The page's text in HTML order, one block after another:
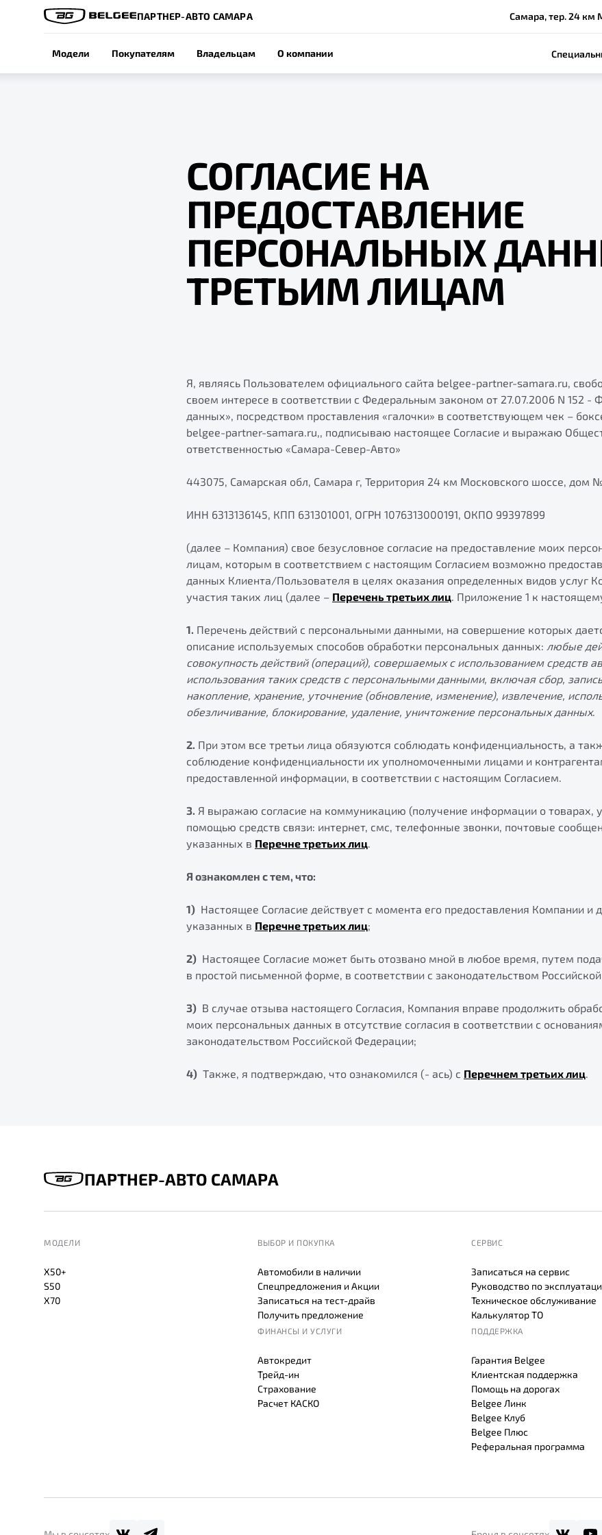
ПАРТНЕР-АВТО САМАРА Самара, тер. 24 км
Модели Покупателям Владельцам О компании
СОГЛАСИЕ НА
ПРЕДОСТАВЛЕНИЕ
ПЕРСОНАЛЬНЫХ
ТРЕТЬИМ ЛИЦАМ
Я, являясь Пользователем официального сайта belgee-partner-samara.ru,
своем интересе в соответствии с Федеральным законом от 27.07.2006 N 152 -
данных», посредством проставления «галочки» в соответствующем чек –
belgee-partner-samara.ru,, подписываю настоящее Согласие и выражаю
ответственностью «Самара-Север-Авто»
443075, Самарская обл, Самара г, Территория 24 км Московского шоссе, дом
ИНН 6313136145, КПП 631301001, ОГРН 1076313000191, ОКПО 99397899
(далее – Компания) свое безусловное согласие на предоставление моих
лицам, которым в соответствием с настоящим Согласием возможно
данных Клиента/Пользователя в целях оказания определенных видов услуг
участия таких лиц (далее – Перечень третьих лиц. Приложение 1 к
1. Перечень действий с персональными данными, на совершение которых
описание используемых способов обработки персональных данных: любые
совокупность действий (операций), совершаемых с использованием средств
использования таких средств с персональными данными, включая сбор,
накопление, хранение, уточнение (обновление, изменение), извлечение,
обезличивание, блокирование, удаление, уничтожение персональных данных.
2. При этом все третьи лица обязуются соблюдать конфиденциальность, а
соблюдение конфиденциальности их уполномоченными лицами и
предоставленной информации, в соответствии с настоящим Согласием.
3. Я выражаю согласие на коммуникацию (получение информации о товарах,
помощью средств связи: интернет, смс, телефонные звонки, почтовые
указанных в Перечне третьих лиц.
Я ознакомлен с тем, что:
1) Настоящее Согласие действует с момента его предоставления Компании и
указанных в Перечне третьих лиц;
2) Настоящее Согласие может быть отозвано мной в любое время, путем
в простой письменной форме, в соответствии с законодательством
3) В случае отзыва настоящего Согласия, Компания вправе продолжить
моих персональных данных в отсутствие согласия в соответствии с
законодательством Российской Федерации;
4) Также, я подтверждаю, что ознакомился (- ась) с Перечнем третьих лиц.
ПАРТНЕР-АВТО САМАРА
МОДЕЛИ
X50+
S50
X70
ВЫБОР И ПОКУПКА
Автомобили в наличии
Спецпредложения и Акции
Записаться на тест-драйв
Получить предложение
ФИНАНСЫ И УСЛУГИ
Автокредит
Трейд-ин
Страхование
Расчет КАСКО
СЕРВИС
Записаться на сервис
Руководство по
Техническое обслуживание
Калькулятор ТО
ПОДДЕРЖКА
Гарантия Belgee
Клиентская поддержка
Помощь на дорогах
Belgee Линк
Belgee Клуб
Belgee Плюс
Реферальная программа